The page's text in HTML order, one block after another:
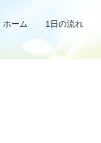
ホーム 1日の流れ